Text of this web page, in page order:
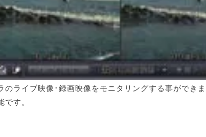
のライブ映像･録画映像をモニタリングする事ができ
です。